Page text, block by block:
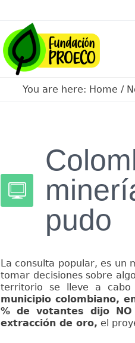
You are here: Home /
pudo
La consulta popular, es un
tomar decisiones sobre
territorio se lleve a cabo
municipio colombiano,
% de votantes dijo
extracción de oro, el